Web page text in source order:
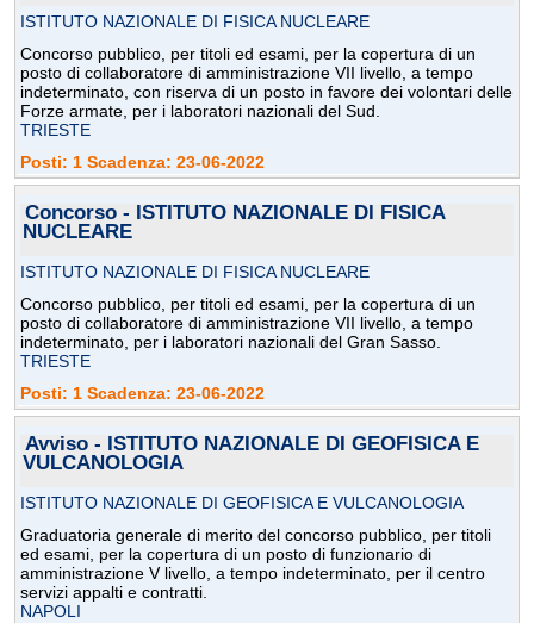
ISTITUTO NAZIONALE DI FISICA NUCLEARE
Concorso pubblico, per titoli ed esami, per la copertura di un
posto di collaboratore di amministrazione VII livello, a tempo
indeterminato, con riserva di un posto in favore dei volontari delle
Forze armate, per i laboratori nazionali del Sud.
TRIESTE
Posti: 1 Scadenza: 23-06-2022
Concorso - ISTITUTO NAZIONALE DI FISICA
NUCLEARE
ISTITUTO NAZIONALE DI FISICA NUCLEARE
Concorso pubblico, per titoli ed esami, per la copertura di un
posto di collaboratore di amministrazione VII livello, a tempo
indeterminato, per i laboratori nazionali del Gran Sasso.
TRIESTE
Posti: 1 Scadenza: 23-06-2022
Avviso - ISTITUTO NAZIONALE DI GEOFISICA E
VULCANOLOGIA
ISTITUTO NAZIONALE DI GEOFISICA E VULCANOLOGIA
Graduatoria generale di merito del concorso pubblico, per titoli
ed esami, per la copertura di un posto di funzionario di
amministrazione V livello, a tempo indeterminato, per il centro
servizi appalti e contratti.
NAPOLI